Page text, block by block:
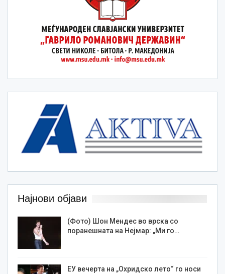
Најнови објави
(Фото) Шон Мендес во врска со
поранешната на Нејмар: „Ми го…
ЕУ вечерта на „Охридско лето“ го носи